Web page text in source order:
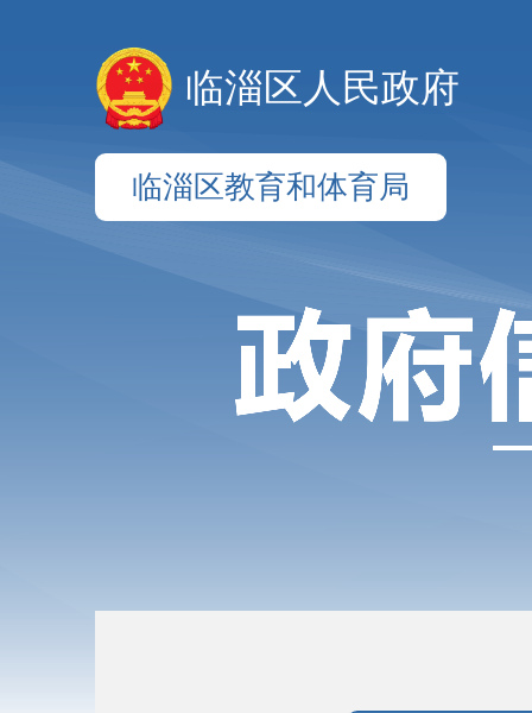
临淄区人民政府
临淄区教育和体育局